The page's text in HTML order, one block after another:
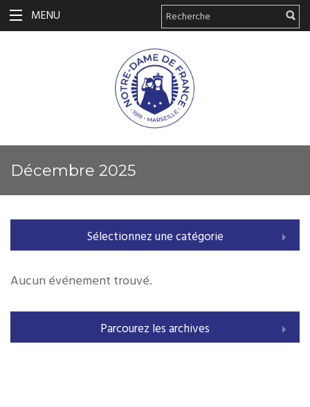
MENU
décembre 2025
Sélectionnez une catégorie
Aucun événement trouvé.
Parcourez les archives